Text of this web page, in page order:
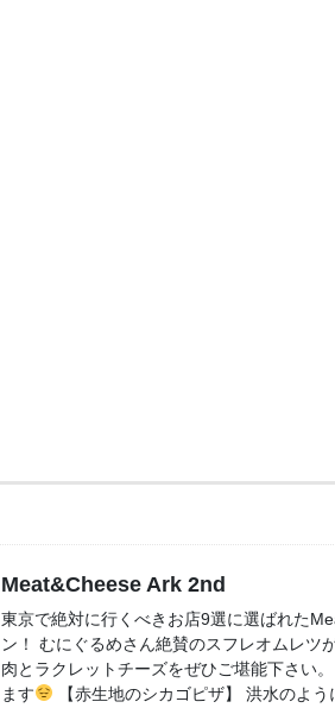
Meat&Cheese Ark 2nd
東京で絶対に行くべきお店9選に選ばれた
ン！ むにぐるめさん絶賛のスフレオムレツ
肉とラクレットチーズをぜひご堪能下さい
ます
【赤生地のシカゴピザ】 洪水のよ